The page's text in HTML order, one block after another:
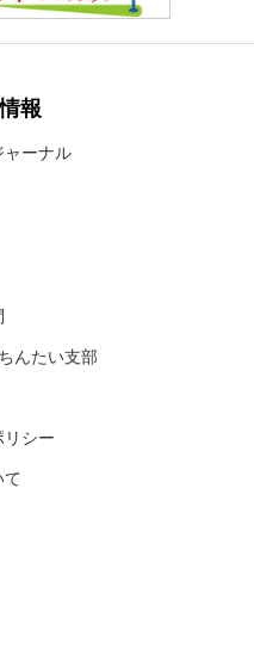
報
ャーナル
んたい支部
リシー
て